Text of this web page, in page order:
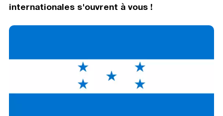
internationales s'ouvrent à vous !